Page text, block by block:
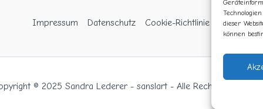
dieser
können
Impressum Datenschutz Cookie-Richtlinie (EU)
© 2025 Sandra Lederer - sanslart - Alle Rechte